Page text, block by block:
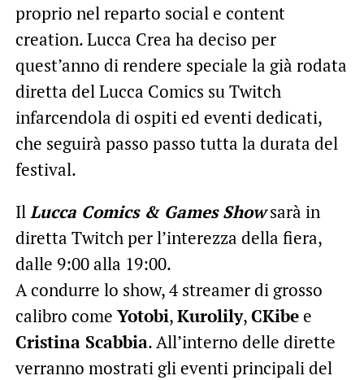
proprio nel reparto social e content
creation. Lucca Crea ha deciso per
quest’anno di rendere speciale la già rodata
diretta del Lucca Comics su Twitch
infarcendola di ospiti ed eventi dedicati,
che seguirà passo passo tutta la durata del
festival.
Il Lucca Comics & Games Show sarà in
diretta Twitch per l’interezza della fiera,
dalle 9:00 alla 19:00.
A condurre lo show, 4 streamer di grosso
calibro come Yotobi,Kurolily,CKibee
Cristina Scabbia. All’interno delle dirette
verranno mostrati gli eventi principali del